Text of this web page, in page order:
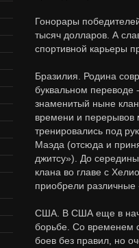
Гонорары
тысяч долларов. А
спортивной карьеры
Бразилия. Родина
буквальном переводе
знаменитый ныне клан
времени и перерывов
тренировались под
Маэда (отсюда и
джитсу»). До
клана во главе с
приобрели различные
США. В США еще в
борьбе. Со временем
боев без правил, но